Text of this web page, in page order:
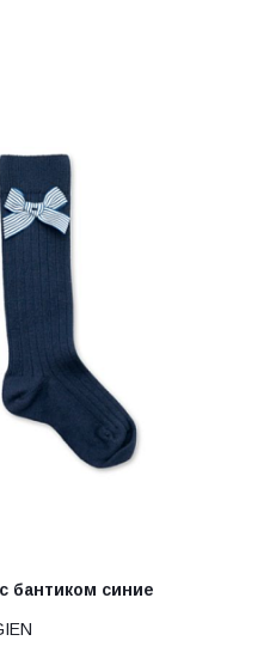
бантиком синие